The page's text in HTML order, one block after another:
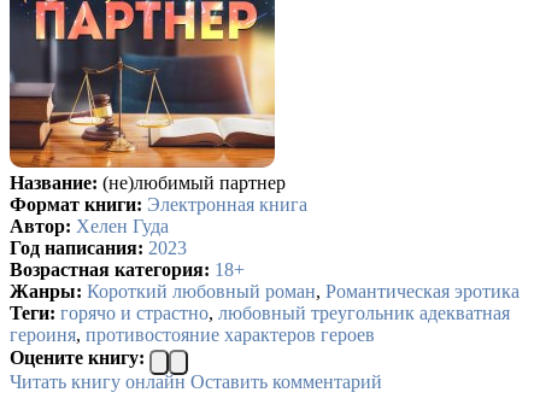
Название: (не)любимый партнер
Формат книги: Электронная книга
Автор: Хелен Гуда
Год написания: 2023
Возрастная категория: 18+
Жанры: Короткий любовный роман, Романтическая эротика
Теги: горячо и страстно, любовный треугольник адекватная
героиня, противостояние характеров героев
Оцените книгу:
Читать книгу онлайн Оставить комментарий